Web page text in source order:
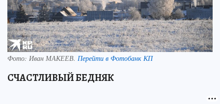
Фото: Иван МАКЕЕВ. Перейти в Фотобанк КП
СЧАСТЛИВЫЙ БЕДНЯК